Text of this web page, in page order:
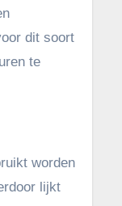
dit soort
te
worden
lijkt